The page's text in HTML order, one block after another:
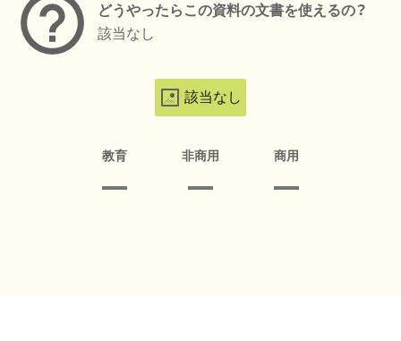
どうやったらこの資料の文書を使えるの？
該当なし
該当なし
教育 非商用 商用